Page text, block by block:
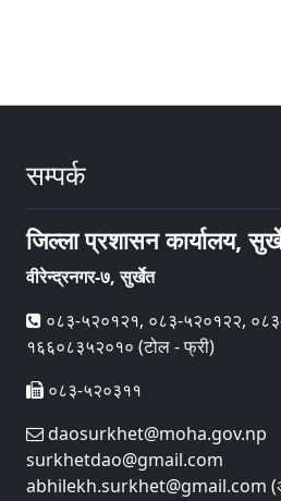
सम्पर्क
जिल्ला प्रशासन कार्यालय,
वीरेन्द्रनगर-७, सुर्खेत
०८३-५२०१२१, ०८३-५२०१२२,
१६६०८३५२०१० (टोल - फ्री)
०८३-५२०३११
daosurkhet@moha.gov.np
surkhetdao@gmail.com
abhilekh.surkhet@gmail.com